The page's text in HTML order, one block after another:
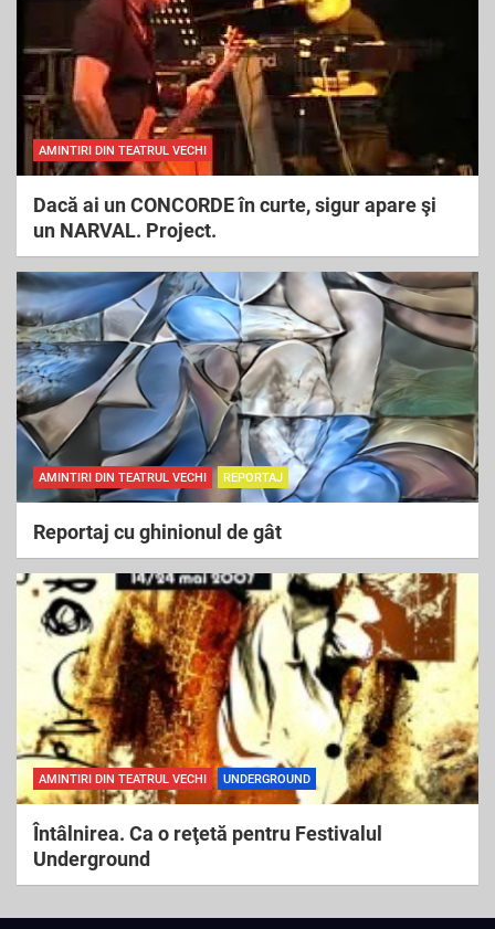
AMINTIRI DIN TEATRUL VECHI
Dacă ai un CONCORDE în curte, sigur apare şi
un NARVAL. Project.
AMINTIRI DIN TEATRUL VECHI REPORTAJ
Reportaj cu ghinionul de gât
AMINTIRI DIN TEATRUL VECHI UNDERGROUND
Întâlnirea. Ca o reţetă pentru Festivalul
Underground